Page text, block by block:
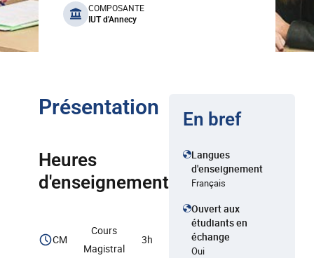
benefits
COMPOSANTE
IUT d'Annecy
Présentation
Heures
d'enseignement
CM
Cours
Magistral
3h
En bref
Langues
d'enseignement
Français
Ouvert aux
étudiants en
échange
Oui